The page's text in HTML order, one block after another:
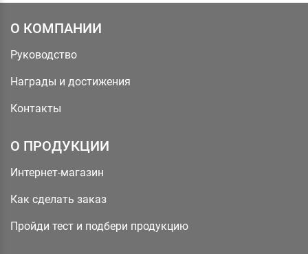
О КОМПАНИИ
Руководство
Награды и достижения
Контакты
О ПРОДУКЦИИ
Интернет-магазин
Как сделать заказ
Пройди тест и подбери продукцию